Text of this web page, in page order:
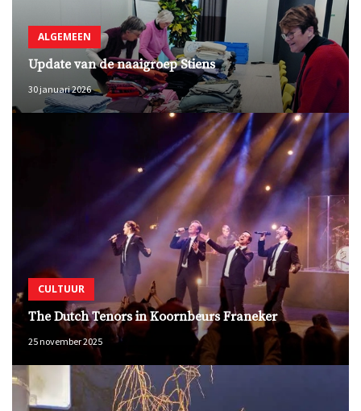
ALGEMEEN
Update van de naaigroep Stiens
30 januari 2026
CULTUUR
The Dutch Tenors in Koornbeurs Franeker
25 november 2025